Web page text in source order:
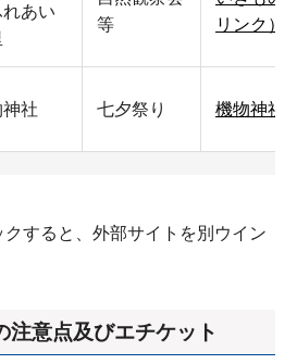
あい
等
リンク）
社 七夕祭り 機物神社
すると、外部サイトを別ウイン
注意点及びエチケット